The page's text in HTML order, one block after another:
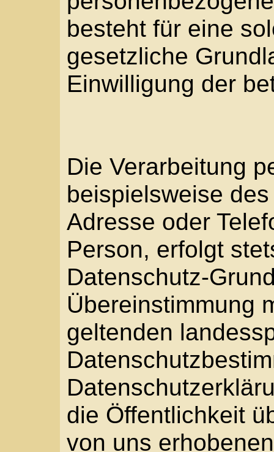
Die Verarbeitung
beispielsweise des
Datenschutz-
Übereinstimmung mit
geltenden
die Öffentlichkeit
von uns erhobenen,
personenbezogenen
werden betroffene
Rechte aufgeklärt.